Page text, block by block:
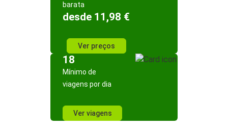
barata
desde 11,98 €
Ver preços
18
Mínimo de
viagens por dia
Ver viagens